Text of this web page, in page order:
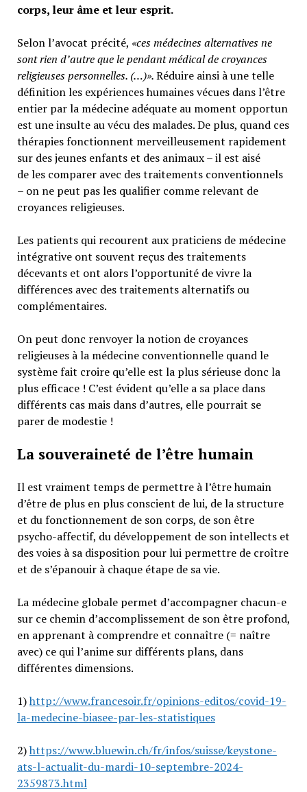
corps, leur âme et leur esprit.
Selon l’avocat précité, «ces médecines alternatives ne
sont rien d’autre que le pendant médical de croyances
religieuses personnelles. (…)».Réduire ainsi à une telle
définition les expériences humaines vécues dans l’être
entier par la médecine adéquate au moment opportun
est une insulte au vécu des malades. De plus, quand ces
thérapies fonctionnent merveilleusement rapidement
sur des jeunes enfants et des animaux – il est aisé
de les comparer avec des traitements conventionnels
– on ne peut pas les qualifier comme relevant de
croyances religieuses.
Les patients qui recourent aux praticiens de médecine
intégrative ont souvent reçus des traitements
décevants et ont alors l’opportunité de vivre la
différences avec des traitements alternatifs ou
complémentaires.
On peut donc renvoyer la notion de croyances
religieuses à la médecine conventionnelle quand le
système fait croire qu’elle est la plus sérieuse donc la
plus efficace ! C’est évident qu’elle a sa place dans
différents cas mais dans d’autres, elle pourrait se
parer de modestie !
La souveraineté de l’être humain
Il est vraiment temps de permettre à l’être humain
d’être de plus en plus conscient de lui, de la structure
et du fonctionnement de son corps, de son être
psycho-affectif, du développement de son intellects et
des voies à sa disposition pour lui permettre de croître
et de s’épanouir à chaque étape de sa vie.
La médecine globale permet d’accompagner chacun-e
sur ce chemin d’accomplissement de son être profond,
en apprenant à comprendre et connaître (= naître
avec) ce qui l’anime sur différents plans, dans
différentes dimensions.
1)http://www.francesoir.fr/opinions-editos/covid-19-
la-medecine-biasee-par-les-statistiques
2)https://www.bluewin.ch/fr/infos/suisse/keystone-
ats-l-actualit-du-mardi-10-septembre-2024-
2359873.html